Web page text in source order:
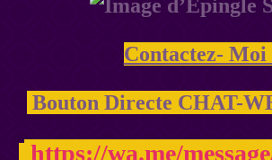
Contactez- Moi
Bouton Directe CHAT-
https://wa.me/